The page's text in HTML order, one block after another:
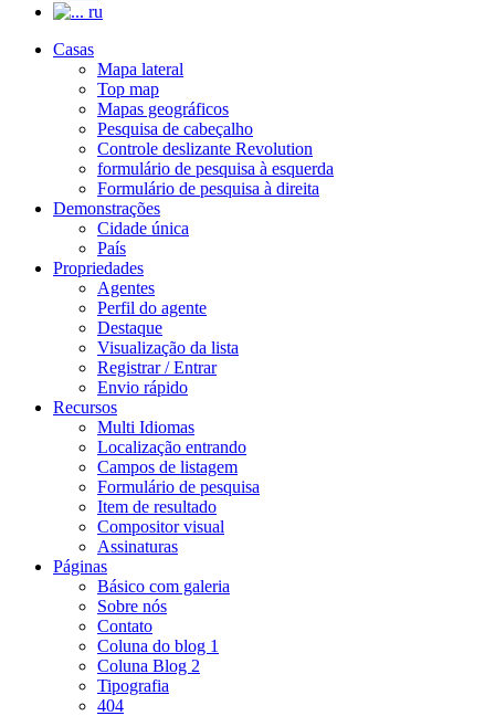
ru
Casas
Mapa lateral
Top map
Mapas geográficos
Pesquisa de cabeçalho
Controle deslizante Revolution
formulário de pesquisa à esquerda
Formulário de pesquisa à direita
Demonstrações
Cidade única
País
Propriedades
Agentes
Perfil do agente
Destaque
Visualização da lista
Registrar / Entrar
Envio rápido
Recursos
Multi Idiomas
Localização entrando
Campos de listagem
Formulário de pesquisa
Item de resultado
Compositor visual
Assinaturas
Páginas
Básico com galeria
Sobre nós
Contato
Coluna do blog 1
Coluna Blog 2
Tipografia
404